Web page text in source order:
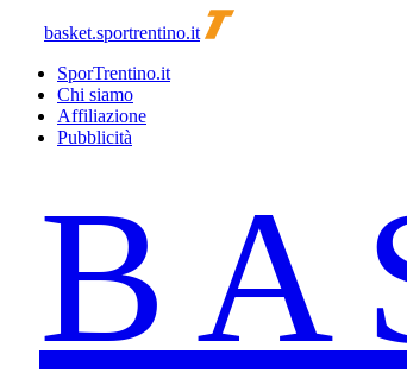
basket.sportrentino.it
SporTrentino.it
Chi siamo
Affiliazione
Pubblicità